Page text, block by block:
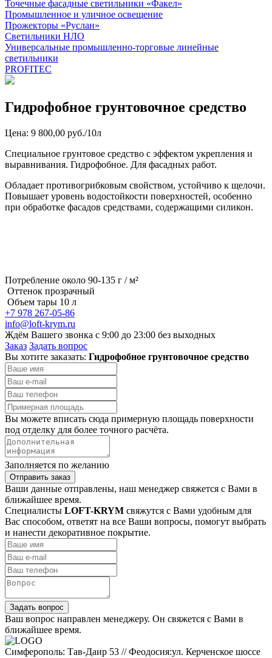
Точечные фасадные светильники «Факел»
Промышленное и уличное освещение
Прожекторы «Руслан»
Светильники НЛО
Универсальные промышленно-торговые линейные
светильники
PROFITEC
Гидрофобное грунтовочное средство
Цена: 9 800,00 руб./10л
Специальное грунтовое средство с эффектом укрепления и
выравнивания. Гидрофобное. Для фасадных работ.
Обладает противогрибковым свойством, устойчиво к щелочи.
Повышает уровень водостойкости поверхностей, особенно
при обработке фасадов средствами, содержащими силикон.
Потребление около 90-135 г / м²
Оттенок прозрачный
Объем тары 10 л
+7 978 267-05-86
info@loft-krym.ru
Ждём Вашего звонка с 9:00 до 23:00 без выходных
Заказ Задать вопрос
Вы хотите заказать: Гидрофобное грунтовочное средство
Вы можете вписать сюда примерную площадь поверхности
под отделку для более точного расчёта.
Заполняется по желанию
Отправить заказ
Ваши данные отправлены, наш менеджер свяжется с Вами в
ближайшее время.
Специалисты LOFT-KRYM свяжутся с Вами удобным для
Вас способом, ответят на все Ваши вопросы, помогут выбрать
и нанести декоративное покрытие.
Задать вопрос
Ваш вопрос направлен менеджеру. Он свяжется с Вами в
ближайшее время.
Симферополь: Тав-Даир 53 // Феодосия:ул. Керченское шоссе